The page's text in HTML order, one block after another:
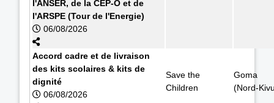
l'ANSER, de la CEP-O et de
l'ARSPE (Tour de l'Energie)
06/08/2026
Accord cadre et de livraison
des kits scolaires & kits de
dignité
06/08/2026
Save the
Children
Goma
(Nord-